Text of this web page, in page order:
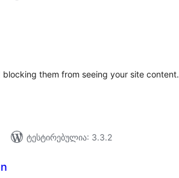
them from seeing your site content.
ტესტირებულია: 3.3.2